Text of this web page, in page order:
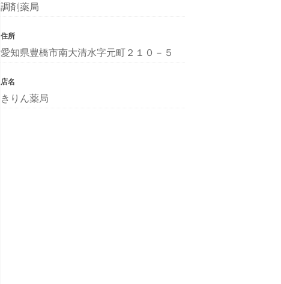
調剤薬局
住所
愛知県豊橋市南大清水字元町２１０－５
店名
きりん薬局